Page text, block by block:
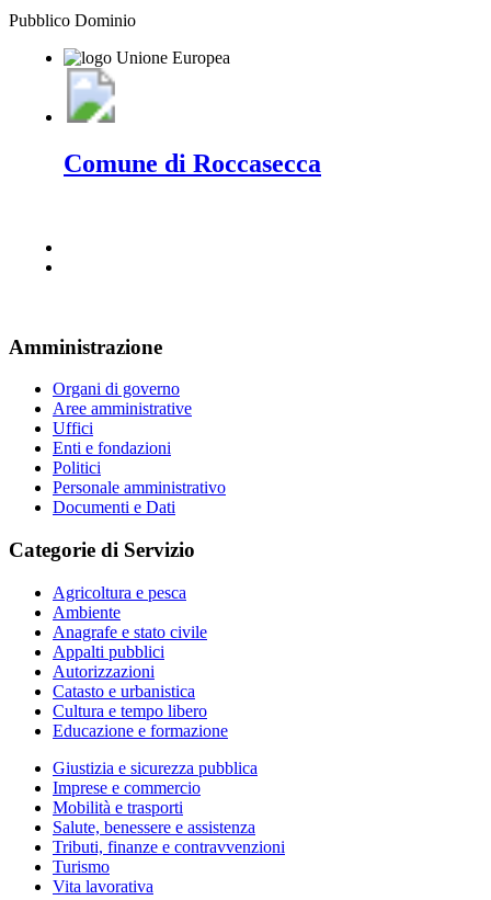
Pubblico Dominio
Comune di Roccasecca
Amministrazione
Organi di governo
Aree amministrative
Uffici
Enti e fondazioni
Politici
Personale amministrativo
Documenti e Dati
Categorie di Servizio
Agricoltura e pesca
Ambiente
Anagrafe e stato civile
Appalti pubblici
Autorizzazioni
Catasto e urbanistica
Cultura e tempo libero
Educazione e formazione
Giustizia e sicurezza pubblica
Imprese e commercio
Mobilità e trasporti
Salute, benessere e assistenza
Tributi, finanze e contravvenzioni
Turismo
Vita lavorativa